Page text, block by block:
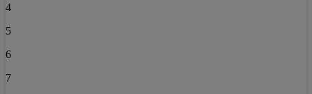
4
5
6
7